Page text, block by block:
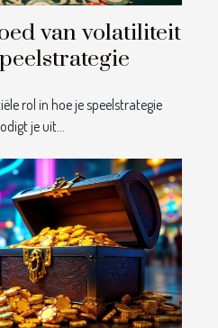
van volatiliteit
rol in hoe je speelstrategie
je uit...